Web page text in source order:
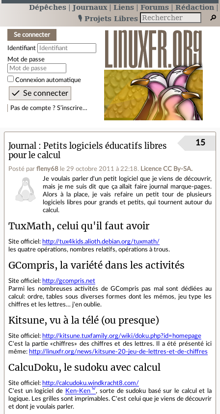
Dépêches Journaux Liens Forums
Rédaction
🎙️ Projets Libres
Se connecter
Identifiant
Mot de passe
Connexion automatique
Pas de compte ? S’inscrire…
Journal
Petits logiciels éducatifs libres
pour le calcul
Posté par fleny68 le 29 octobre 2011 à 22:18. Licence CC By‑SA.
15
Je voulais parler d'un petit logiciel que je viens de découvrir,
mais je me suis dit que ça allait faire journal marque-pages.
Alors à la place, je vais refaire un petit tour de plusieurs
logiciels libres pour grands et petits, qui tournent autour du
calcul.
TuxMath, celui qu'il faut avoir
Site officiel: http://tux4kids.alioth.debian.org/tuxmath/
les quatre opérations, nombres relatifs, opérations à trous.
GCompris, la variété dans les activités
Site officiel: http://gcompris.net
Parmi les nombreuses activités de GCompris pas mal sont dédiées au
calcul: ordre, tables sous diverses formes dont les mémos, jeu type les
chiffres et les lettres… j'en oublie.
Kitsune, vu à la télé (ou presque)
Site officiel: http://kitsune.tuxfamily.org/wiki/doku.php?id=homepage
C'est la partie «chiffres» des chiffres et des lettres. Il a été présenté ici
même: http://linuxfr.org/news/kitsune-20-jeu-de-lettres-et-de-chiffres
CalcuDoku, le sudoku avec calcul
Site officiel: http://calcudoku.windkracht8.com/
C'est un logiciel de Ken-Ken
, sorte de sudoku basé sur le calcul et la
logique. Les grilles sont imprimables. C'est celui que je viens de découvrir
et dont je voulais parler.